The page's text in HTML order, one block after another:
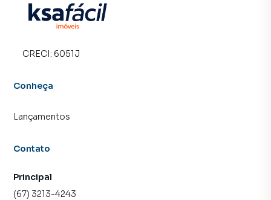
CRECI: 6051J
Conheça
Lançamentos
Contato
Principal
(67) 3213-4243